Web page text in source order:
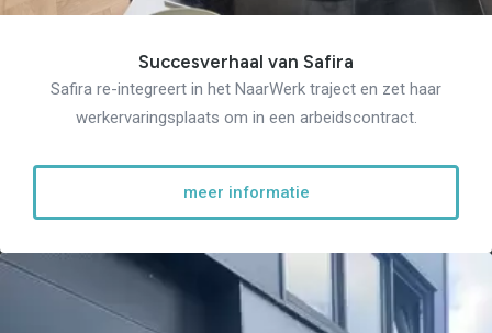
Succesverhaal van Safira
Safira re-integreert in het NaarWerk traject en zet haar
werkervaringsplaats om in een arbeidscontract.
meer informatie